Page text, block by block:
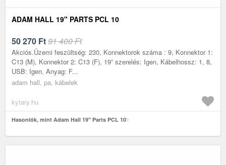
ADAM HALL 19" PARTS PCL 10
50 270 Ft91 400 Ft
Akciós.Üzemi feszültség: 230, Konnektorok száma : 9, Konnektor 1:
C13 (M), Konnektor 2: C13 (F), 19” szerelés: Igen, Kábelhossz: 1, 8,
USB: Igen, Anyag: F...
adam hall, pa, kábelek
kytary.hu
Hasonlók, mint Adam Hall 19" Parts PCL 10